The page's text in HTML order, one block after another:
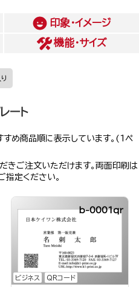
印象・イメージ
機能・サイズ
ート
め商品順に表示しています。(1ペ
きご注文いただけます。両面印刷は
指定ください。
ビジネス QRコード
b-0001qr